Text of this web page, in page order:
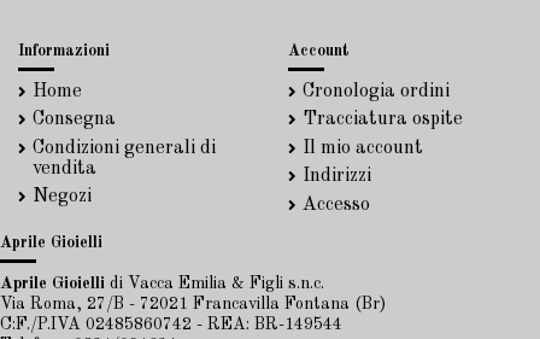
Informazioni
Home
Consegna
Condizioni generali di
vendita
Negozi
Account
Cronologia ordini
Tracciatura ospite
Il mio account
Indirizzi
Accesso
Aprile Gioielli
Aprile Gioielli di Vacca Emilia & Figli s.n.c.
Via Roma, 27/B - 72021 Francavilla Fontana (Br)
C:F./P.IVA 02485860742 - REA: BR-149544